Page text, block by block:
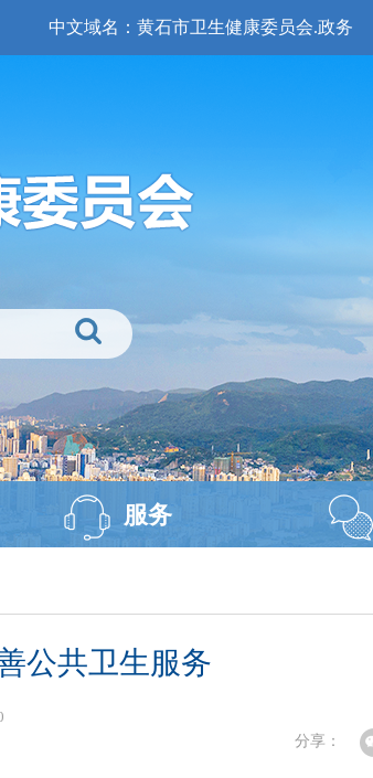
中文域名：黄石市卫生健康委员会.政务
服务
公共卫生服务
分享：